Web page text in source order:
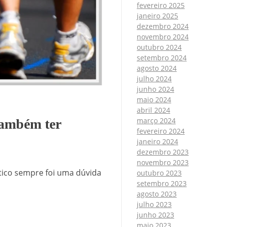
ter
sempre foi uma dúvida
fevereiro 2025
janeiro 2025
dezembro 2024
novembro 2024
outubro 2024
setembro 2024
agosto 2024
julho 2024
junho 2024
maio 2024
abril 2024
março 2024
fevereiro 2024
janeiro 2024
dezembro 2023
novembro 2023
outubro 2023
setembro 2023
agosto 2023
julho 2023
junho 2023
maio 2023